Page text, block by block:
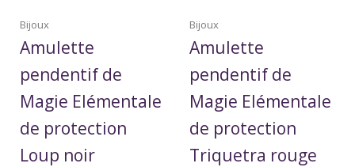
Bijoux
Amulette
pendentif de
Magie Elémentale
de protection
Loup noir
Bijoux
Amulette
pendentif de
Magie Elémentale
de protection
Triquetra rouge